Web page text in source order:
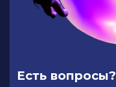
Есть вопросы?